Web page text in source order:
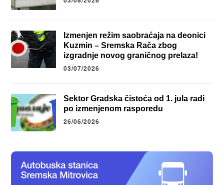
Izmenjen režim saobraćaja na deonici
Kuzmin – Sremska Rača zbog
izgradnje novog graničnog prelaza!
03/07/2026
Sektor Gradska čistoća od 1. jula radi
po izmenjenom rasporedu
26/06/2026